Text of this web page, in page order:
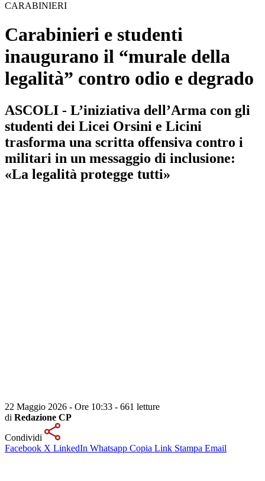
CARABINIERI
Carabinieri e studenti
inaugurano il “murale della
legalità” contro odio e degrado
ASCOLI - L’iniziativa dell’Arma con gli
studenti dei Licei Orsini e Licini
trasforma una scritta offensiva contro i
militari in un messaggio di inclusione:
«La legalità protegge tutti»
22 Maggio 2026 - Ore 10:33 - 661 letture
di Redazione CP
Condividi
Facebook X LinkedIn Whatsapp Copia Link Stampa Email